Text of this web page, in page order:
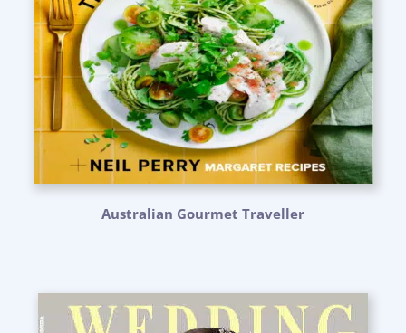
Australian Gourmet Traveller